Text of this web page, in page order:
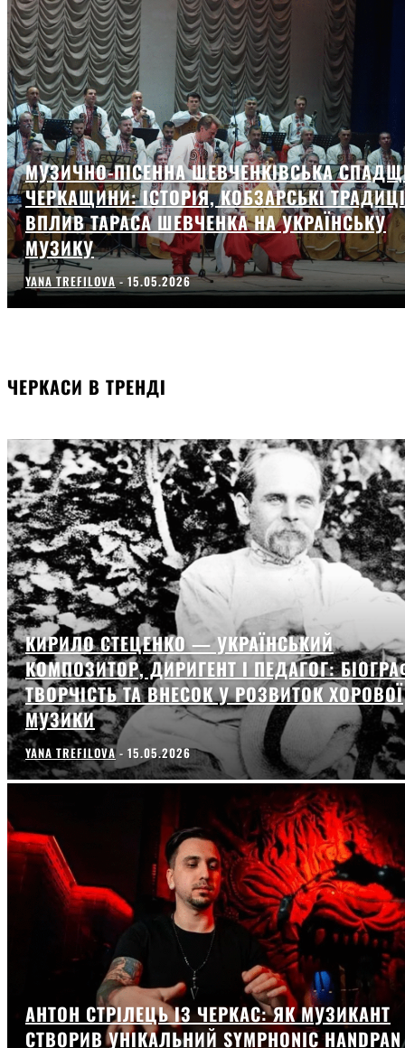
МУЗИЧНО-ПІСЕННА ШЕВЧЕНКІВСЬКА
ЧЕРКАЩИНИ: ІСТОРІЯ, КОБЗАРСЬКІ
ВПЛИВ ТАРАСА ШЕВЧЕНКА НА УКРАЇНСЬКУ
МУЗИКУ
YANA TREFILOVA - 15.05.2026
ЧЕРКАСИ В ТРЕНДІ
КИРИЛО СТЕЦЕНКО — УКРАЇНСЬКИЙ
КОМПОЗИТОР, ДИРИГЕНТ І ПЕДАГОГ:
ТВОРЧІСТЬ ТА ВНЕСОК У РОЗВИТОК ХОРОВОЇ
МУЗИКИ
YANA TREFILOVA - 15.05.2026
АНТОН СТРІЛЕЦЬ ІЗ ЧЕРКАС: ЯК МУЗИКАНТ
СТВОРИВ УНІКАЛЬНИЙ SYMPHONIC HANDPAN